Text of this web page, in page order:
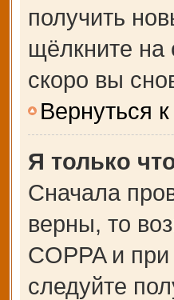
получить
щёлкните на
скоро вы
Вернуться
Я только
Сначала
верны, то
COPPA и
следуйте